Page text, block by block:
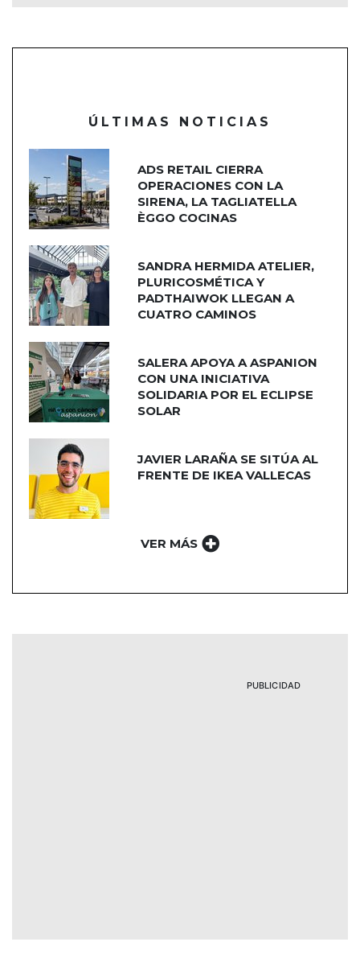
ÚLTIMAS NOTICIAS
ADS RETAIL CIERRA
OPERACIONES CON LA
SIRENA, LA TAGLIATELLA
ÈGGO COCINAS
SANDRA HERMIDA ATELIER,
PLURICOSMÉTICA Y
PADTHAIWOK LLEGAN A
CUATRO CAMINOS
SALERA APOYA A ASPANION
CON UNA INICIATIVA
SOLIDARIA POR EL ECLIPSE
SOLAR
JAVIER LARAÑA SE SITÚA AL
FRENTE DE IKEA VALLECAS
VER MÁS
PUBLICIDAD